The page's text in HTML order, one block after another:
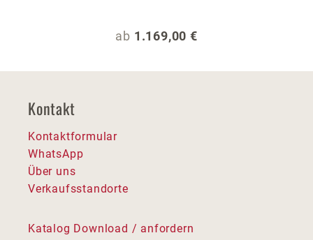
Regulärer Preis:
ab 1.169,00 €
Kontakt
Kontaktformular
WhatsApp
Über uns
Verkaufsstandorte
Katalog Download / anfordern